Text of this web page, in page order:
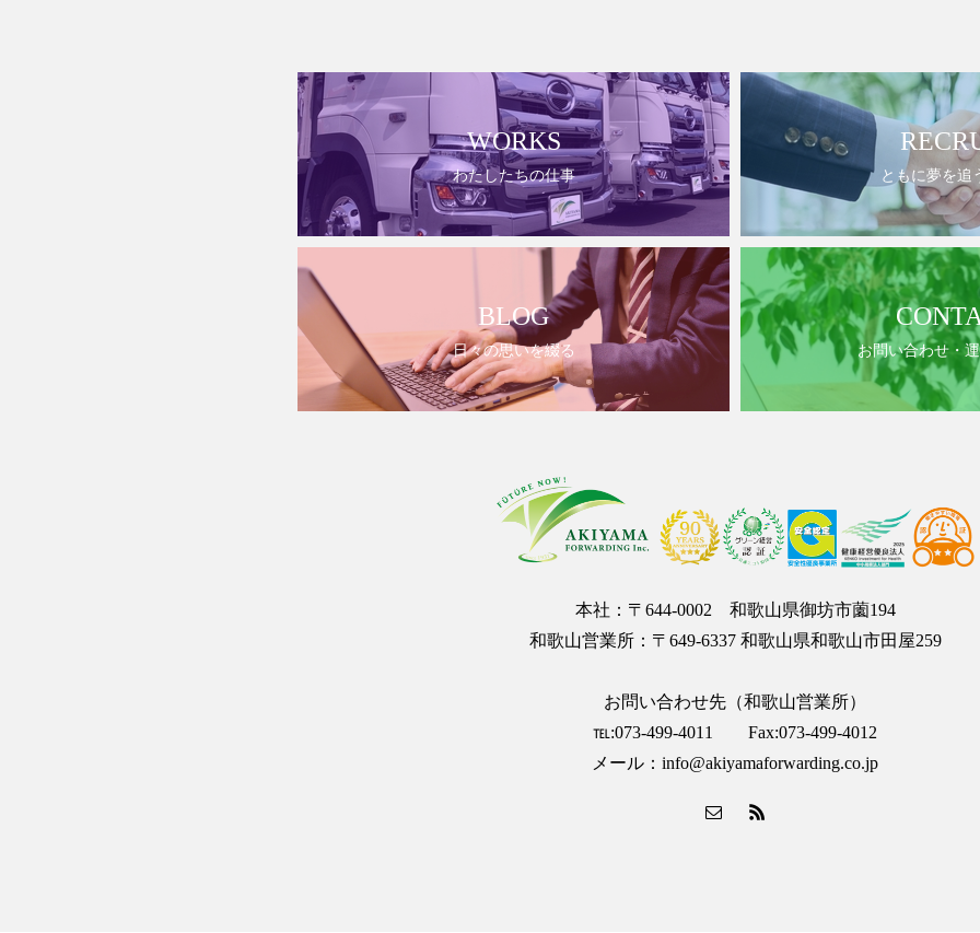
WORKS
わたしたちの仕事 ともに夢を追
BLOG
日々の思いを綴る お問い合わせ・
本社：〒644-0002 和歌山県御坊市薗194
和歌山営業所：〒649-6337 和歌山県和歌山市田屋259
お問い合わせ先（和歌山営業所）
℡:073-499-4011 Fax:073-499-4012
メール：info@akiyamaforwarding.co.jp